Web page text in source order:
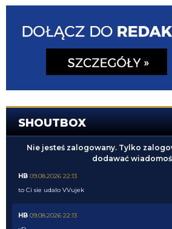
SHOUTBOX
Nie jesteś zalogowany. Tylko
dodawać
HB 09.08.2026 22:13
to Ci sie udalo VVujek
HB 09.08.2026 22:13